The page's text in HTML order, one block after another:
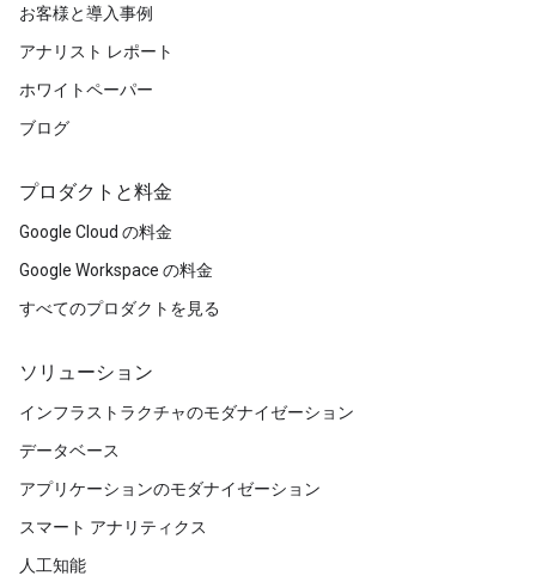
お客様と導入事例
アナリスト レポート
ホワイトペーパー
ブログ
プロダクトと料金
Google Cloud の料金
Google Workspace の料金
すべてのプロダクトを見る
ソリューション
インフラストラクチャのモダナイゼーション
データベース
アプリケーションのモダナイゼーション
スマート アナリティクス
人工知能